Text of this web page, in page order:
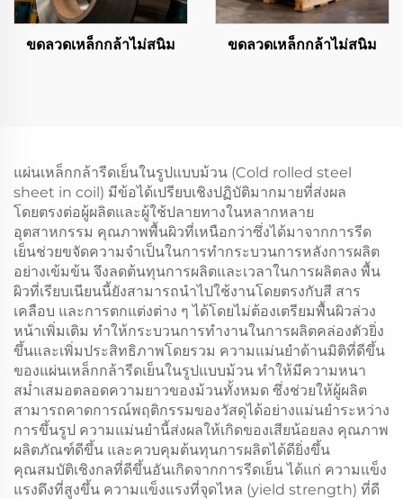
ขดลวดเหล็กกล้าไม่สนิม ขดลวดเหล็กกล้าไม่สนิม
แผ่นเหล็กกล้ารีดเย็นในรูปแบบม้วน (Cold rolled steel
sheet in coil) มีข้อได้เปรียบเชิงปฏิบัติมากมายที่ส่งผล
โดยตรงต่อผู้ผลิตและผู้ใช้ปลายทางในหลากหลาย
อุตสาหกรรม คุณภาพพื้นผิวที่เหนือกว่าซึ่งได้มาจากการรีด
เย็นช่วยขจัดความจำเป็นในการทำกระบวนการหลังการผลิต
อย่างเข้มข้น จึงลดต้นทุนการผลิตและเวลาในการผลิตลง พื้น
ผิวที่เรียบเนียนนี้ยังสามารถนำไปใช้งานโดยตรงกับสี สาร
เคลือบ และการตกแต่งต่าง ๆ ได้โดยไม่ต้องเตรียมพื้นผิวล่วง
หน้าเพิ่มเติม ทำให้กระบวนการทำงานในการผลิตคล่องตัวยิ่ง
ขึ้นและเพิ่มประสิทธิภาพโดยรวม ความแม่นยำด้านมิติที่ดีขึ้น
ของแผ่นเหล็กกล้ารีดเย็นในรูปแบบม้วน ทำให้มีความหนา
สม่ำเสมอตลอดความยาวของม้วนทั้งหมด ซึ่งช่วยให้ผู้ผลิต
สามารถคาดการณ์พฤติกรรมของวัสดุได้อย่างแม่นยำระหว่าง
การขึ้นรูป ความแม่นยำนี้ส่งผลให้เกิดของเสียน้อยลง คุณภาพ
ผลิตภัณฑ์ดีขึ้น และควบคุมต้นทุนการผลิตได้ดียิ่งขึ้น
คุณสมบัติเชิงกลที่ดีขึ้นอันเกิดจากการรีดเย็น ได้แก่ ความแข็ง
แรงดึงที่สูงขึ้น ความแข็งแรงที่จุดไหล (yield strength) ที่ดี